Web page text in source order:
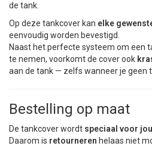
de tank.
Op deze tankcover kan elke
eenvoudig worden bevestigd.
Naast het perfecte systeem om een
te nemen, voorkomt de cover ook
aan de tank — zelfs wanneer je geen
Bestelling op maat
De tankcover wordt speciaal voor
Daarom is retourneren helaas niet